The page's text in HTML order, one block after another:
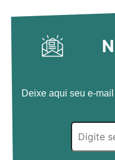
Deixe aqui seu e-